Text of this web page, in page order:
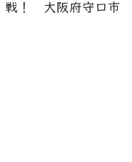
戦！ 大阪府守口市